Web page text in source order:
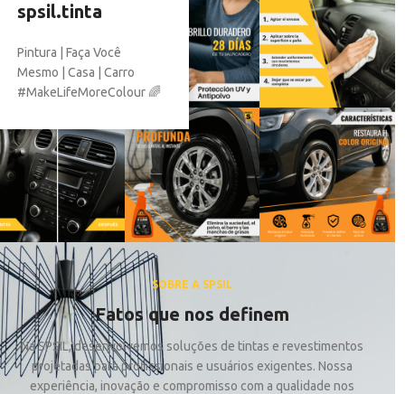
spsil.tinta
Pintura | Faça Você
Mesmo | Casa | Carro
#MakeLifeMoreColour 🌈
SOBRE A SPSIL
Fatos que nos definem
Na SPSIL, desenvolvemos soluções de tintas e revestimentos
projetadas para profissionais e usuários exigentes. Nossa
experiência, inovação e compromisso com a qualidade nos